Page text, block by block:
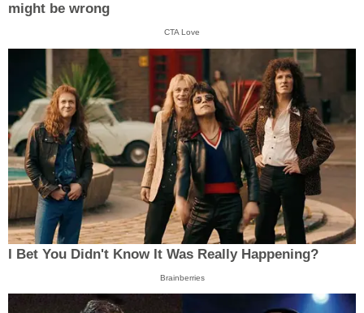
might be wrong
CTA Love
I Bet You Didn't Know It Was Really Happening?
Brainberries